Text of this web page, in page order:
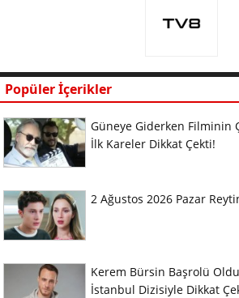
Popüler İçerikler
Güneye Giderken Filminin
İlk Kareler Dikkat Çekti!
2 Ağustos 2026 Pazar
Kerem Bürsin Başrolü
İstanbul Dizisiyle Dikkat